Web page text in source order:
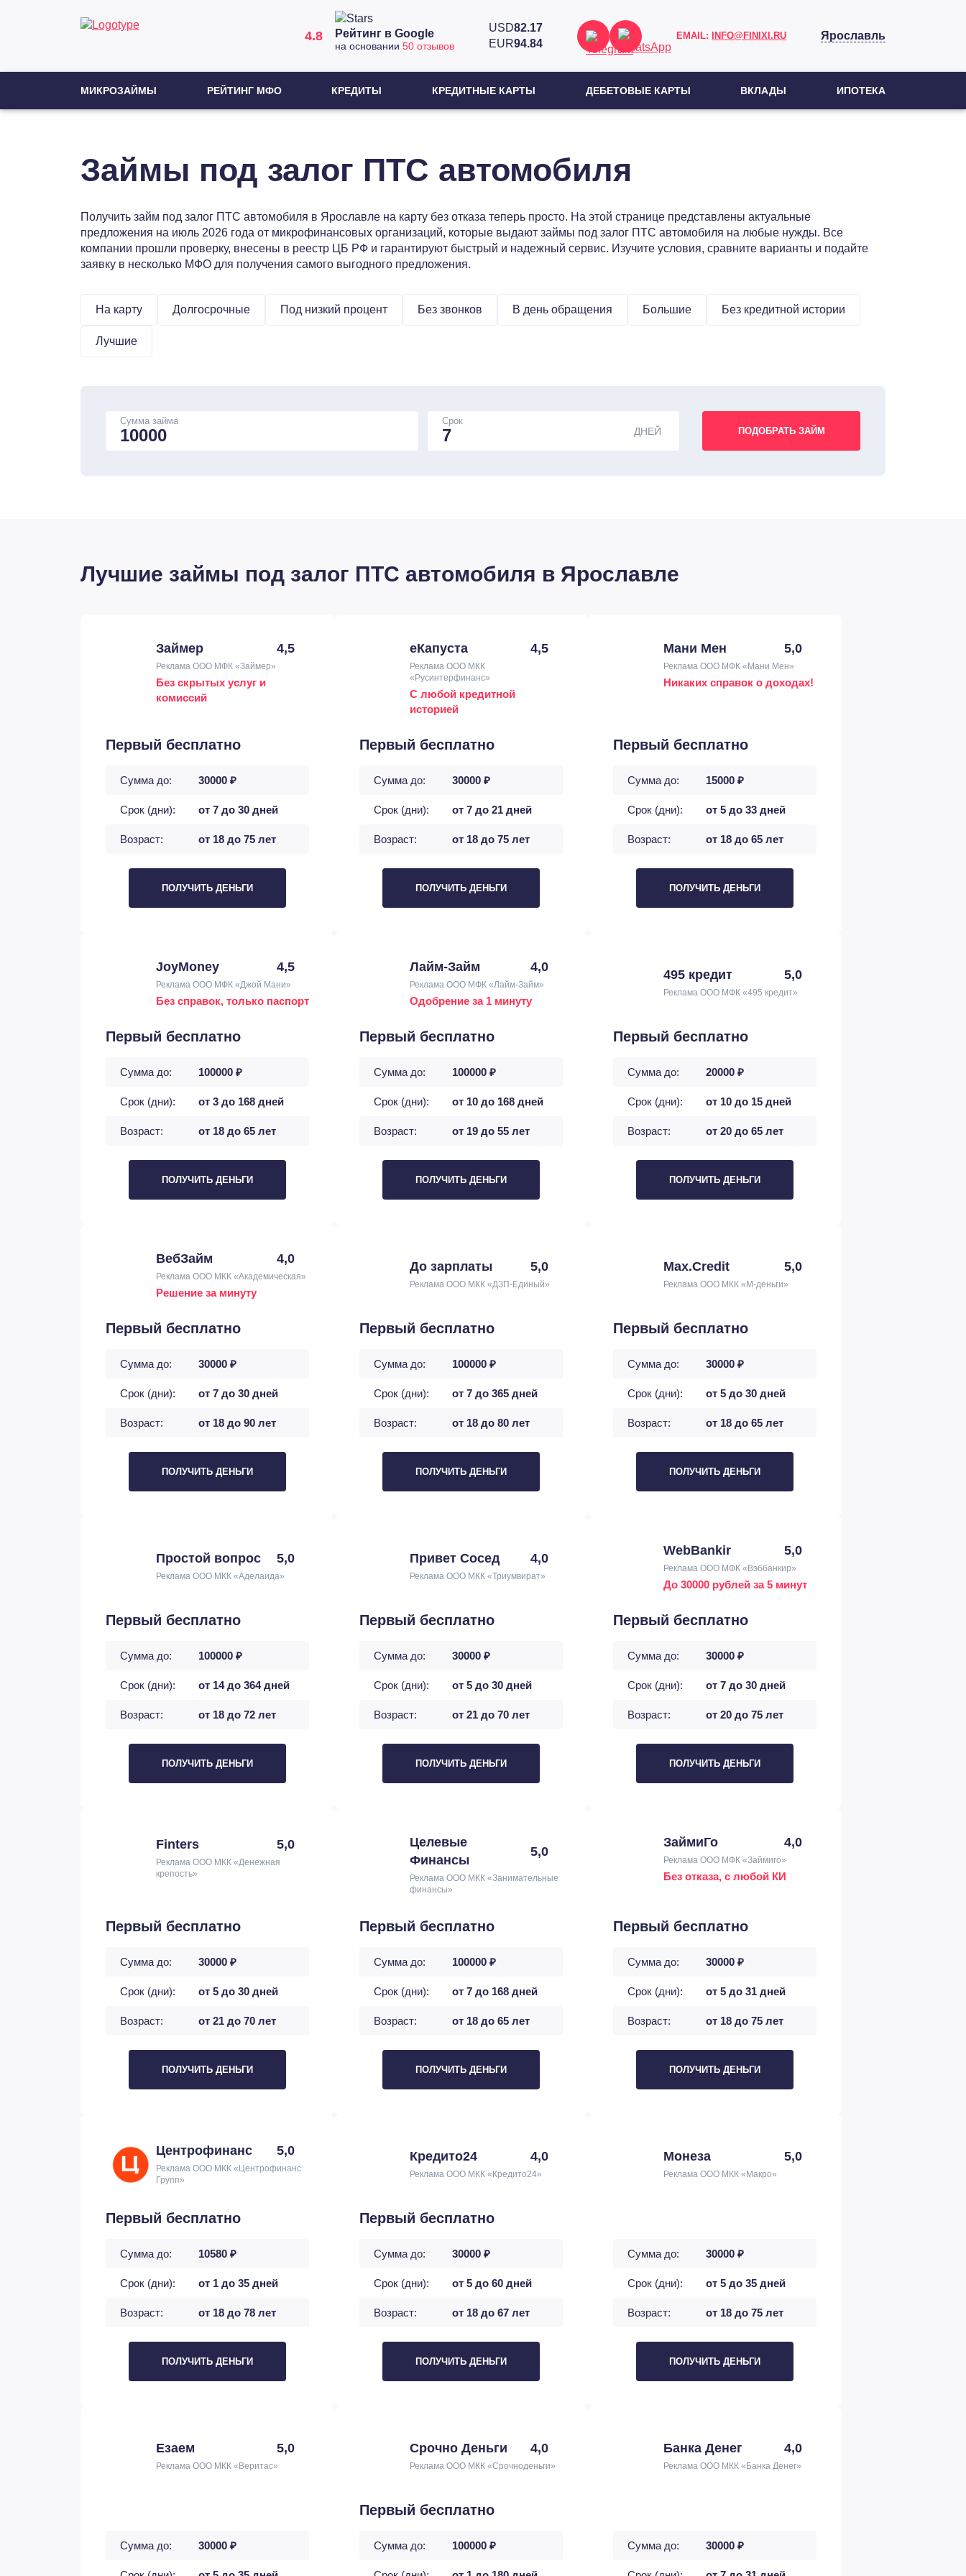
4.8 Рейтинг в Google
на основании 50 отзывов
USD82.17
EUR94.84
EMAIL: INFO@FINIXI.RU Ярославль
МИКРОЗАЙМЫ РЕЙТИНГ МФО КРЕДИТЫ КРЕДИТНЫЕ КАРТЫ ДЕБЕТОВЫЕ КАРТЫ ВКЛАДЫ ИПОТЕКА
Займы под залог ПТС автомобиля
Получить займ под залог ПТС автомобиля в Ярославле на карту без отказа теперь просто. На этой странице представлены актуальные
предложения на июль 2026 года от микрофинансовых организаций, которые выдают займы под залог ПТС автомобиля на любые нужды. Все
компании прошли проверку, внесены в реестр ЦБ РФ и гарантируют быстрый и надежный сервис. Изучите условия, сравните варианты и подайте
заявку в несколько МФО для получения самого выгодного предложения.
На карту Долгосрочные Под низкий процент Без звонков В день обращения Большие Без кредитной истории
Лучшие
Сумма займа
Срок
ДНЕЙ
Лучшие займы под залог ПТС автомобиля в Ярославле
Займер 4,5
Реклама ООО МФК «Займер»
Без скрытых услуг и
комиссий
Первый бесплатно
Сумма до: 30000 ₽
Срок (дни): от 7 до 30 дней
Возраст: от 18 до 75 лет
ПОЛУЧИТЬ ДЕНЬГИ
еКапуста 4,5
Реклама ООО МКК
«Русинтерфинанс»
С любой кредитной
историей
Первый бесплатно
Сумма до: 30000 ₽
Срок (дни): от 7 до 21 дней
Возраст: от 18 до 75 лет
ПОЛУЧИТЬ ДЕНЬГИ
Мани Мен 5,0
Реклама ООО МФК «Мани Мен»
Никаких справок о доходах!
Первый бесплатно
Сумма до: 15000 ₽
Срок (дни): от 5 до 33 дней
Возраст: от 18 до 65 лет
ПОЛУЧИТЬ ДЕНЬГИ
JoyMoney 4,5
Реклама ООО МФК «Джой Мани»
Без справок, только паспорт
Первый бесплатно
Сумма до: 100000 ₽
Срок (дни): от 3 до 168 дней
Возраст: от 18 до 65 лет
ПОЛУЧИТЬ ДЕНЬГИ
Лайм-Займ 4,0
Реклама ООО МФК «Лайм-Займ»
Одобрение за 1 минуту
Первый бесплатно
Сумма до: 100000 ₽
Срок (дни): от 10 до 168 дней
Возраст: от 19 до 55 лет
ПОЛУЧИТЬ ДЕНЬГИ
495 кредит 5,0
Реклама ООО МФК «495 кредит»
Первый бесплатно
Сумма до: 20000 ₽
Срок (дни): от 10 до 15 дней
Возраст: от 20 до 65 лет
ПОЛУЧИТЬ ДЕНЬГИ
ВебЗайм 4,0
Реклама ООО МКК «Академическая»
Решение за минуту
Первый бесплатно
Сумма до: 30000 ₽
Срок (дни): от 7 до 30 дней
Возраст: от 18 до 90 лет
ПОЛУЧИТЬ ДЕНЬГИ
До зарплаты 5,0
Реклама ООО МКК «ДЗП-Единый»
Первый бесплатно
Сумма до: 100000 ₽
Срок (дни): от 7 до 365 дней
Возраст: от 18 до 80 лет
ПОЛУЧИТЬ ДЕНЬГИ
Max.Credit 5,0
Реклама ООО МКК «М-деньги»
Первый бесплатно
Сумма до: 30000 ₽
Срок (дни): от 5 до 30 дней
Возраст: от 18 до 65 лет
ПОЛУЧИТЬ ДЕНЬГИ
Простой вопрос 5,0
Реклама ООО МКК «Аделаида»
Первый бесплатно
Сумма до: 100000 ₽
Срок (дни): от 14 до 364 дней
Возраст: от 18 до 72 лет
ПОЛУЧИТЬ ДЕНЬГИ
Привет Сосед 4,0
Реклама ООО МКК «Триумвират»
Первый бесплатно
Сумма до: 30000 ₽
Срок (дни): от 5 до 30 дней
Возраст: от 21 до 70 лет
ПОЛУЧИТЬ ДЕНЬГИ
WebBankir 5,0
Реклама ООО МФК «Вэббанкир»
До 30000 рублей за 5 минут
Первый бесплатно
Сумма до: 30000 ₽
Срок (дни): от 7 до 30 дней
Возраст: от 20 до 75 лет
ПОЛУЧИТЬ ДЕНЬГИ
Finters 5,0
Реклама ООО МКК «Денежная
крепость»
Первый бесплатно
Сумма до: 30000 ₽
Срок (дни): от 5 до 30 дней
Возраст: от 21 до 70 лет
ПОЛУЧИТЬ ДЕНЬГИ
Целевые
Финансы
5,0
Реклама ООО МКК «Занимательные
финансы»
Первый бесплатно
Сумма до: 100000 ₽
Срок (дни): от 7 до 168 дней
Возраст: от 18 до 65 лет
ПОЛУЧИТЬ ДЕНЬГИ
ЗаймиГо 4,0
Реклама ООО МФК «Займиго»
Без отказа, с любой КИ
Первый бесплатно
Сумма до: 30000 ₽
Срок (дни): от 5 до 31 дней
Возраст: от 18 до 75 лет
ПОЛУЧИТЬ ДЕНЬГИ
Центрофинанс 5,0
Реклама ООО МКК «Центрофинанс
Групп»
Первый бесплатно
Сумма до: 10580 ₽
Срок (дни): от 1 до 35 дней
Возраст: от 18 до 78 лет
ПОЛУЧИТЬ ДЕНЬГИ
Кредито24 4,0
Реклама ООО МКК «Кредито24»
Первый бесплатно
Сумма до: 30000 ₽
Срок (дни): от 5 до 60 дней
Возраст: от 18 до 67 лет
ПОЛУЧИТЬ ДЕНЬГИ
Монеза 5,0
Реклама ООО МКК «Макро»
Сумма до: 30000 ₽
Срок (дни): от 5 до 35 дней
Возраст: от 18 до 75 лет
ПОЛУЧИТЬ ДЕНЬГИ
Езаем 5,0
Реклама ООО МКК «Веритас»
Сумма до: 30000 ₽
Срочно Деньги 4,0
Реклама ООО МКК «Срочноденьги»
Первый бесплатно
Сумма до: 100000 ₽
Банка Денег 4,0
Реклама ООО МКК «Банка Денег»
Сумма до: 30000 ₽